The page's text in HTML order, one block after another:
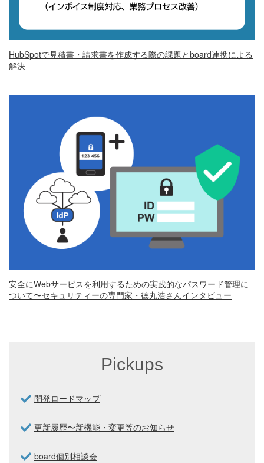
HubSpotで見積書・請求書を作成する際の課題とboard連携による
解決
安全にWebサービスを利用するための実践的なパスワード管理に
ついて〜セキュリティーの専門家・徳丸浩さんインタビュー
Pickups
開発ロードマップ
更新履歴〜新機能・変更等のお知らせ
board個別相談会